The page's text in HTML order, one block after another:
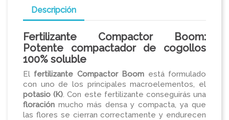
Descripción
Fertilizante Compactor Boom:
Potente compactador de cogollos
100% soluble
El fertilizante Compactor Boom está formulado
con uno de los principales macroelementos, el
potasio (K). Con este fertilizante conseguirás una
floración mucho más densa y compacta, ya que
las flores se cierran correctamente y endurecen